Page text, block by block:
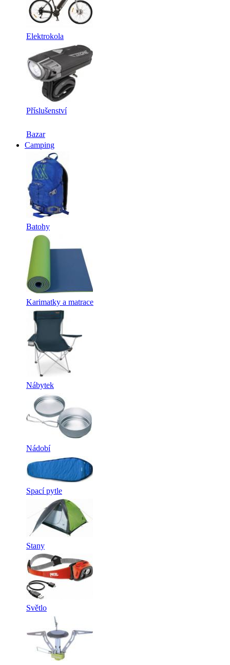
Elektrokola
Příslušenství
Bazar
Camping
Batohy
Karimatky a matrace
Nábytek
Nádobí
Spací pytle
Stany
Světlo